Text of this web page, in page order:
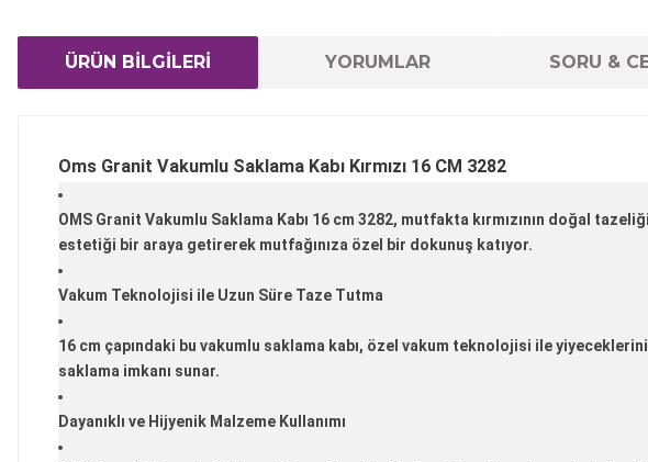
ÜRÜN BİLGİLERİ YORUMLAR SORU &
Oms Granit Vakumlu Saklama Kabı Kırmızı 16 CM 3282
OMS Granit Vakumlu Saklama Kabı 16 cm 3282, mutfakta kırmızının doğal
estetiği bir araya getirerek mutfağınıza özel bir dokunuş katıyor.
Vakum Teknolojisi ile Uzun Süre Taze Tutma
16 cm çapındaki bu vakumlu saklama kabı, özel vakum teknolojisi ile
saklama imkanı sunar.
Dayanıklı ve Hijyenik Malzeme Kullanımı